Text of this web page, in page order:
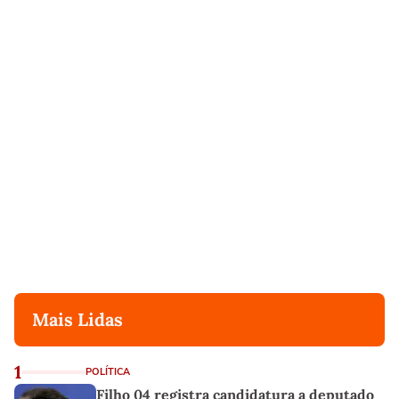
Mais Lidas
1 POLÍTICA
Filho 04 registra candidatura a deputado